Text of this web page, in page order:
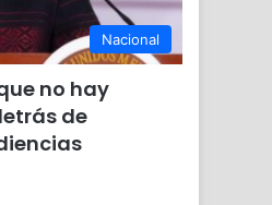
Nacional
no hay
de